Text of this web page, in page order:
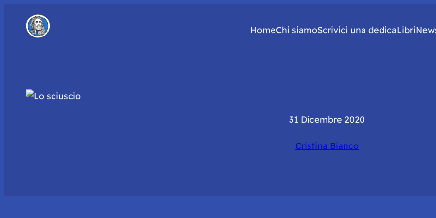
HomeChi siamoScrivici una dedicaLibri
31 Dicembre 2020
Cristina Bianco